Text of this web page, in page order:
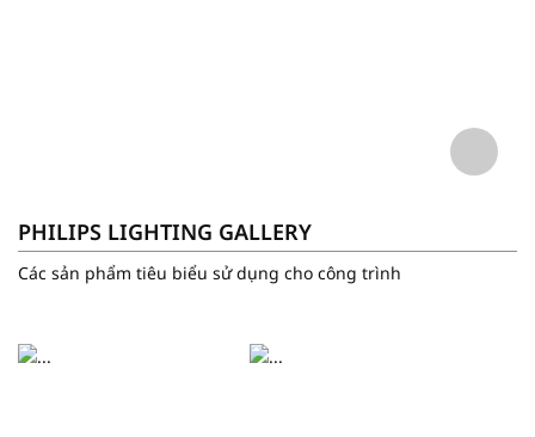
PHILIPS LIGHTING GALLERY
Các sản phẩm tiêu biểu sử dụng cho công trình